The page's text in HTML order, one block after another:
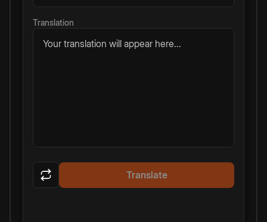
Translation
Your translation will appear here...
Translate